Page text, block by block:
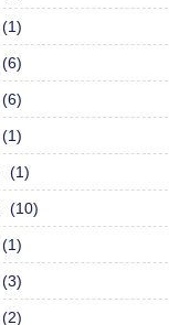
(1)
(6)
(6)
(1)
(1)
(10)
(1)
(3)
(2)